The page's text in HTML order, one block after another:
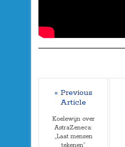
« Previous
Article
Koelewijn over
AstraZeneca:
„Laat mensen
tekenen”